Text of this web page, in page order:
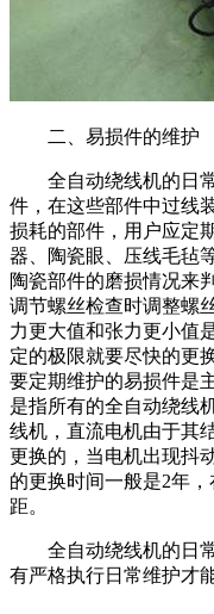
二、易损件的维护
全自动绕线机的日常
件，在这些部件中过线
损耗的部件，用户应定
器、陶瓷眼、压线毛毡
陶瓷部件的磨损情况来
调节螺丝检查时调整螺
力更大值和张力更小值
定的极限就要尽快的更
要定期维护的易损件是
是指所有的全自动绕线
线机，直流电机由于其
更换的，当电机出现抖
的更换时间一般是2年
距。
全自动绕线机的日常
有严格执行日常维护才